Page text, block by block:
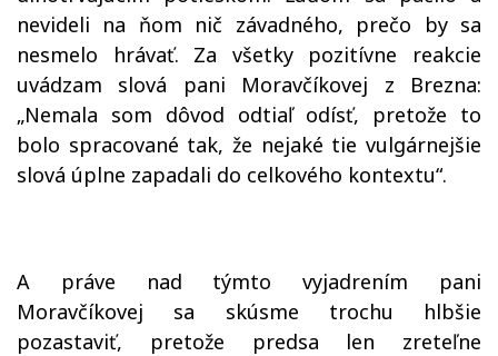
nevideli na ňom nič závadného, prečo by sa
nesmelo hrávať. Za všetky pozitívne reakcie
uvádzam slová pani Moravčíkovej z Brezna:
„Nemala som dôvod odtiaľ odísť, pretože to
bolo spracované tak, že nejaké tie vulgárnejšie
slová úplne zapadali do celkového kontextu“.
A práve nad týmto vyjadrením pani
Moravčíkovej sa skúsme trochu hlbšie
pozastaviť, pretože predsa len zreteľne